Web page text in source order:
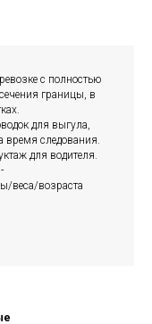
с полностью
границы, в
для выгула,
следования.
для водителя.
веса/возраста